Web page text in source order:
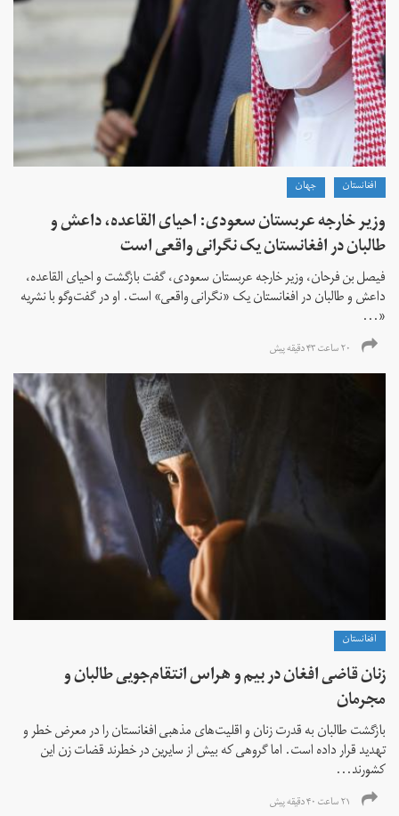
افغانستان جهان
وزیر خارجه عربستان سعودی: احیای القاعده،‌ داعش و
طالبان در افغانستان یک نگرانی واقعی است
فیصل بن فرحان، ‌وزیر خارجه عربستان سعودی، گفت بازگشت و احیای القاعده،‌
داعش و طالبان در افغانستان یک «نگرانی واقعی» است. او در گفت‌وگو با نشریه
«...
۲۰ ساعت ۴۳ دقیقه پیش
افغانستان
زنان قاضی افغان در بیم و هراس انتقام‌جویی طالبان و
مجرمان
بازگشت طالبان به قدرت زنان و اقلیت‌های مذهبی افغانستان را در معرض خطر و
تهدید قرار داده است. اما گروهی که بیش از سایرین در خطرند قضات زن این
کشورند...
۲۱ ساعت ۴۰ دقیقه پیش